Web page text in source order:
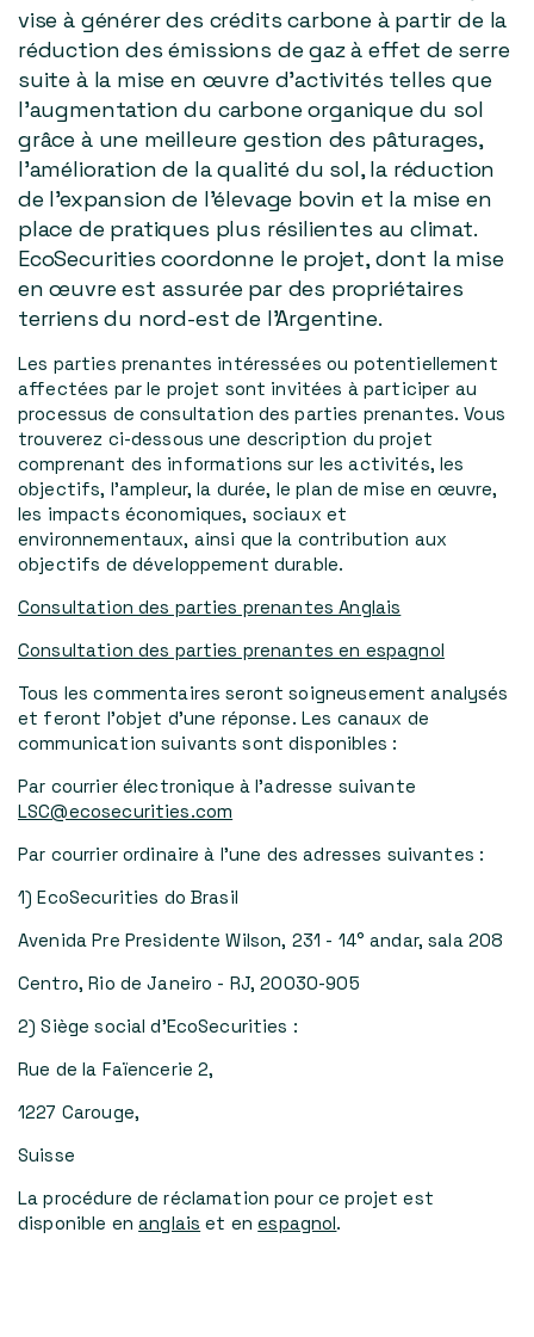
vise à générer des crédits carbone à partir de la
réduction des émissions de gaz à effet de serre
suite à la mise en œuvre d'activités telles que
l'augmentation du carbone organique du sol
grâce à une meilleure gestion des pâturages,
l'amélioration de la qualité du sol, la réduction
de l'expansion de l'élevage bovin et la mise en
place de pratiques plus résilientes au climat.
EcoSecurities coordonne le projet, dont la mise
en œuvre est assurée par des propriétaires
terriens du nord-est de l'Argentine.
Les parties prenantes intéressées ou potentiellement
affectées par le projet sont invitées à participer au
processus de consultation des parties prenantes. Vous
trouverez ci-dessous une description du projet
comprenant des informations sur les activités, les
objectifs, l'ampleur, la durée, le plan de mise en œuvre,
les impacts économiques, sociaux et
environnementaux, ainsi que la contribution aux
objectifs de développement durable.
Consultation des parties prenantes Anglais
Consultation des parties prenantes en espagnol
Tous les commentaires seront soigneusement analysés
et feront l'objet d'une réponse. Les canaux de
communication suivants sont disponibles :
Par courrier électronique à l'adresse suivante
LSC@ecosecurities.com
Par courrier ordinaire à l'une des adresses suivantes :
1) EcoSecurities do Brasil
Avenida Pre Presidente Wilson, 231 - 14° andar, sala 208
Centro, Rio de Janeiro - RJ, 20030-905
2) Siège social d'EcoSecurities :
Rue de la Faïencerie 2,
1227 Carouge,
Suisse
La procédure de réclamation pour ce projet est
disponible enanglais et enespagnol.